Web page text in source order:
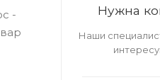
-
Нужна
Наши